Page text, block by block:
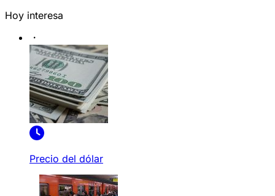
Hoy interesa
Precio del dólar